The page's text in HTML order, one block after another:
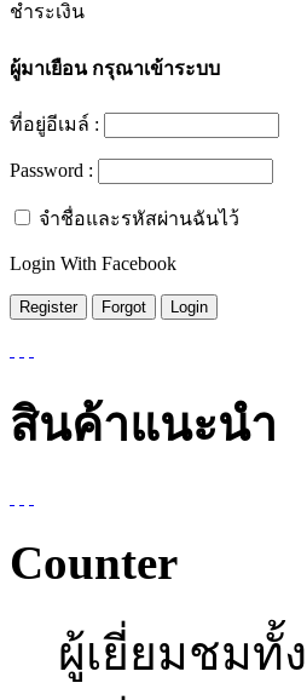
ชำระเงิน
ผู้มาเยือนกรุณาเข้าระบบ
ที่อยู่อีเมล์ :
Password :
จำชื่อและรหัสผ่านฉันไว้
Login With Facebook
สินค้าแนะนำ
Counter
ผู้เยี่ยมชมทั้